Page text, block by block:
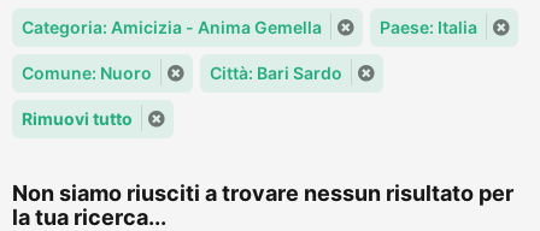
Categoria: Amicizia - Anima Gemella Paese: Italia
Comune: Nuoro Città: Bari Sardo
Rimuovi tutto
Non siamo riusciti a trovare nessun risultato per
la tua ricerca...